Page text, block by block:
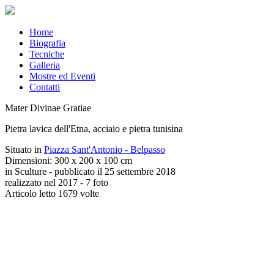
Home
Biografia
Tecniche
Galleria
Mostre ed Eventi
Contatti
Mater Divinae Gratiae
Pietra lavica dell'Etna, acciaio e pietra tunisina
Situato in Piazza Sant'Antonio - Belpasso
Dimensioni: 300 x 200 x 100 cm
in Sculture - pubblicato il 25 settembre 2018
realizzato nel 2017 - 7 foto
Articolo letto 1679 volte